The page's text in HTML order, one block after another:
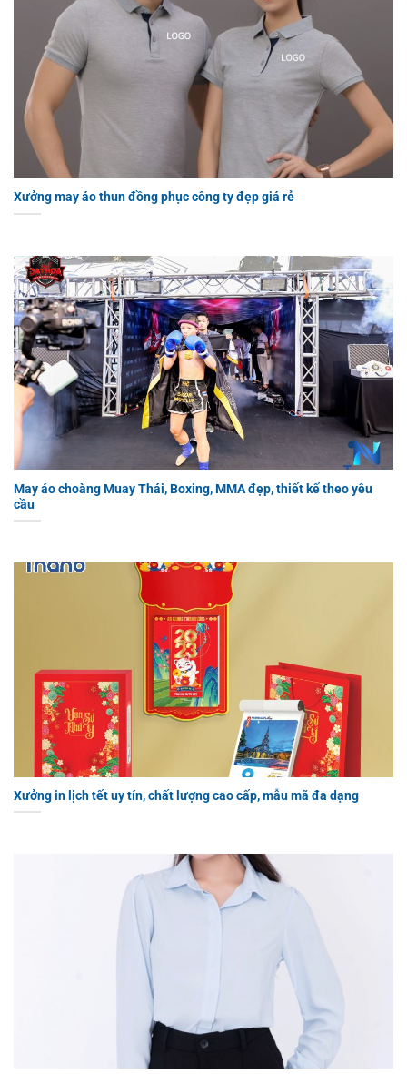
Xưởng may áo thun đồng phục công ty đẹp giá rẻ
May áo choàng Muay Thái, Boxing, MMA đẹp, thiết kế theo yêu
cầu
Xưởng in lịch tết uy tín, chất lượng cao cấp, mẫu mã đa dạng